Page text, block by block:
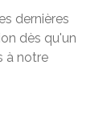
dernières
dès qu'un
à notre